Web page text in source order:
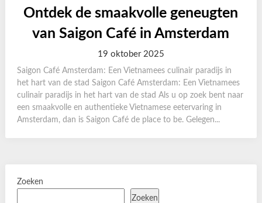
Ontdek de smaakvolle geneugten
van Saigon Café in Amsterdam
19 oktober 2025
Saigon Café Amsterdam: Een Vietnamees culinair paradijs in
het hart van de stad Saigon Café Amsterdam: Een Vietnamees
culinair paradijs in het hart van de stad Als u op zoek bent naar
een smaakvolle en authentieke Vietnamese eetervaring in
Amsterdam, dan is Saigon Café de place to be. Gelegen...
Zoeken
Zoeken